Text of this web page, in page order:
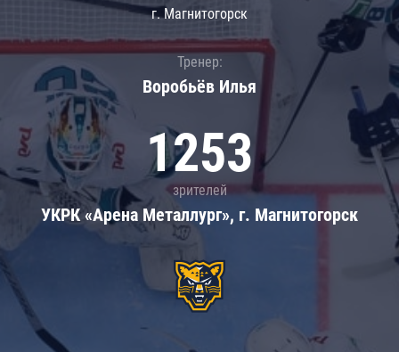
г. Магнитогорск
Тренер:
Воробьёв Илья
1253
зрителей
УКРК «Арена Металлург», г. Магнитогорск